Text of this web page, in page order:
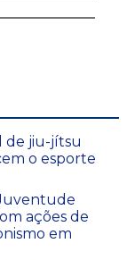
de jiu-jítsu
o esporte
ações de
em